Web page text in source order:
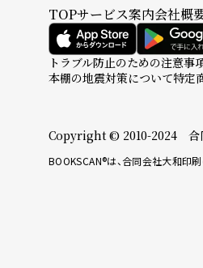
TOPサービス案内会社概
トラブル防止のための注意事
本棚の地震対策について特定
Copyright © 2010-2024 合
BOOKSCAN®は、合同会社大和